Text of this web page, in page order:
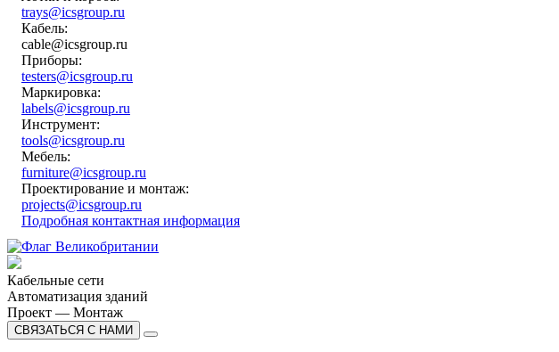
trays@icsgroup.ru
Кабель:
cable@icsgroup.ru
Приборы:
testers@icsgroup.ru
Маркировка:
labels@icsgroup.ru
Инструмент:
tools@icsgroup.ru
Мебель:
furniture@icsgroup.ru
Проектирование и монтаж:
projects@icsgroup.ru
Подробная контактная информация
Кабельные сети
Автоматизация зданий
Проект — Монтаж
СВЯЗАТЬСЯ С НАМИ